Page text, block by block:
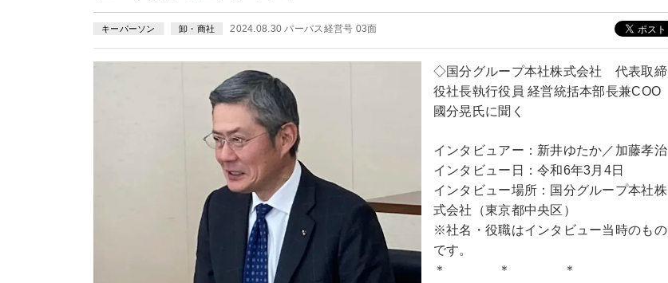
キーパーソン 卸・商社 2024.08.30 パーパス経営号 03面
◇国分グループ本社株式会社 代表取締
役社長執行役員 経営統括本部長兼COO
國分晃氏に聞く
インタビュアー：新井ゆたか／加藤孝治
インタビュー日：令和6年3月4日
インタビュー場所：国分グループ本社株
式会社（東京都中央区）
※社名・役職はインタビュー当時のもの
です。
＊ ＊ ＊